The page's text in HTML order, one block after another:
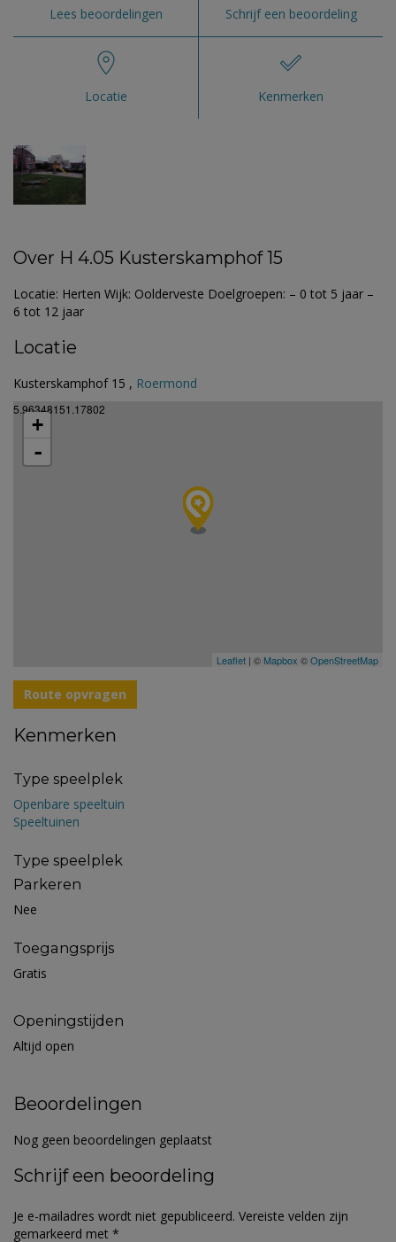
Lees beoordelingen Schrijf een beoordeling
Locatie Kenmerken
Over H 4.05 Kusterskamphof 15
Locatie: Herten Wijk: Oolderveste Doelgroepen: – 0 tot 5 jaar –
6 tot 12 jaar
Locatie
Kusterskamphof 15 , Roermond
5.96348151.17802
+
-
Leaflet | © Mapbox ©OpenStreetMap
Route opvragen
Kenmerken
Type speelplek
Openbare speeltuin
Speeltuinen
Type speelplek
Parkeren
Nee
Toegangsprijs
Gratis
Openingstijden
Altijd open
Beoordelingen
Nog geen beoordelingen geplaatst
Schrijf een beoordeling
Je e-mailadres wordt niet gepubliceerd. Vereiste velden zijn
gemarkeerd met *